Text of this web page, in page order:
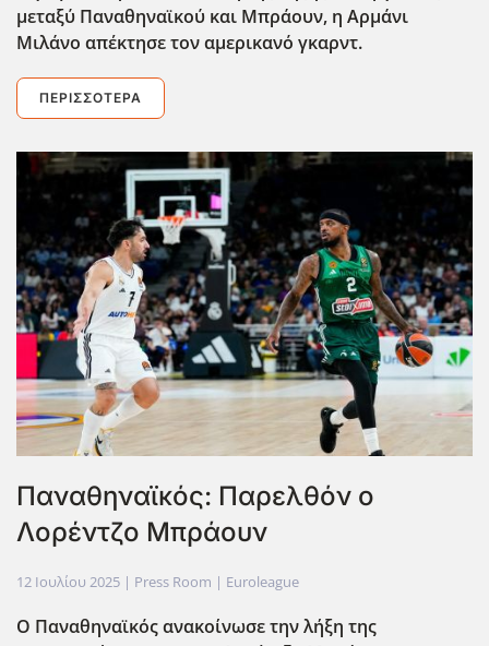
μεταξύ Παναθηναϊκού και Μπράουν, η Αρμάνι
Μιλάνο απέκτησε τον αμερικανό γκαρντ.
ΠΕΡΙΣΣΌΤΕΡΑ
Παναθηναϊκός: Παρελθόν ο
Λορέντζο Μπράουν
12 Ιουλίου 2025 | Press Room | Euroleague
Ο Παναθηναϊκός ανακοίνωσε την λήξη της